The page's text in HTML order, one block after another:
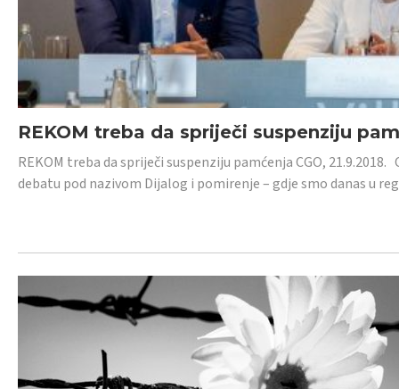
REKOM treba da spriječi suspenziju
REKOM treba da spriječi suspenziju pamćenja CGO,
debatu pod nazivom Dijalog i pomirenje – gdje smo danas u